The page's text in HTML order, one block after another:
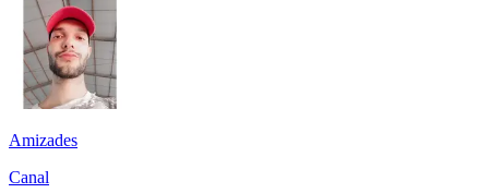
Amizades
Canal